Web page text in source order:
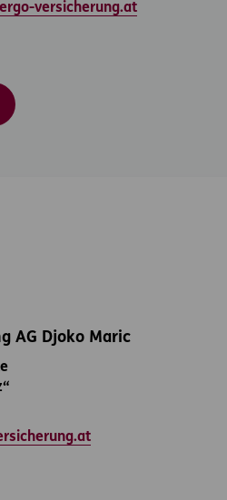
versicherung.at
AG Djoko Maric